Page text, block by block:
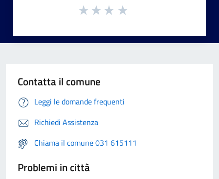
Contatta il comune
Leggi le domande frequenti
Richiedi Assistenza
Chiama il comune 031 615111
Problemi in città